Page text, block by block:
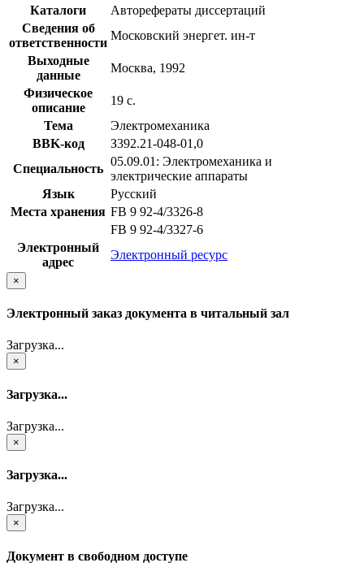
Каталоги
Авторефераты диссертаций
Сведения об
ответственности
Московский энергет. ин-т
Выходные
данные
Москва, 1992
Физическое
описание
19 с.
Тема
Электромеханика
BBK-код
З392.21-048-01,0
Специальность
05.09.01: Электромеханика и
электрические аппараты
Язык
Русский
Места хранения FB 9 92-4/3326-8
FB 9 92-4/3327-6
Электронный
адрес
Электронный ресурс
×
Электронный заказ документа в читальный зал
Загрузка...
×
Загрузка...
Загрузка...
×
Загрузка...
Загрузка...
×
Документ в свободном доступе